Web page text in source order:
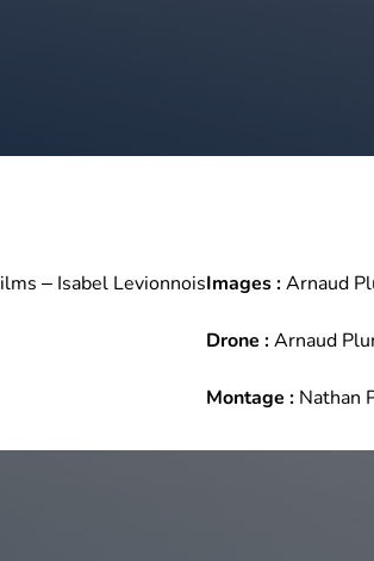
– Isabel LevionnoisImages :Arnaud
Drone :Arnaud
Montage : Nathan